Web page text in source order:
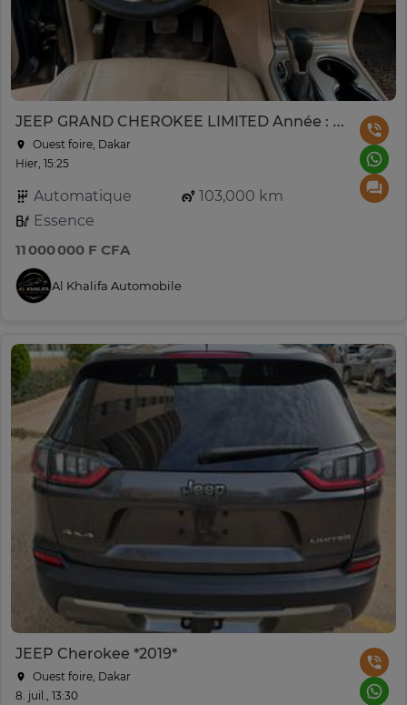
JEEP GRAND CHEROKEE LIMITED Année : 2017
Ouest foire, Dakar
Hier, 15:25
Automatique
103,000 km
Essence
11 000 000 F CFA
Al Khalifa Automobile
JEEP Cherokee *2019*
Ouest foire, Dakar
8. juil., 13:30